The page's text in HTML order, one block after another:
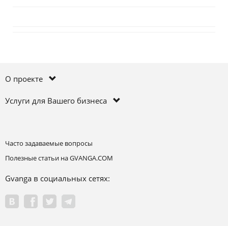
О проекте
Услуги для Вашего бизнеса
Часто задаваемые вопросы
Полезные статьи на GVANGA.COM
Gvanga в социальных сетях: